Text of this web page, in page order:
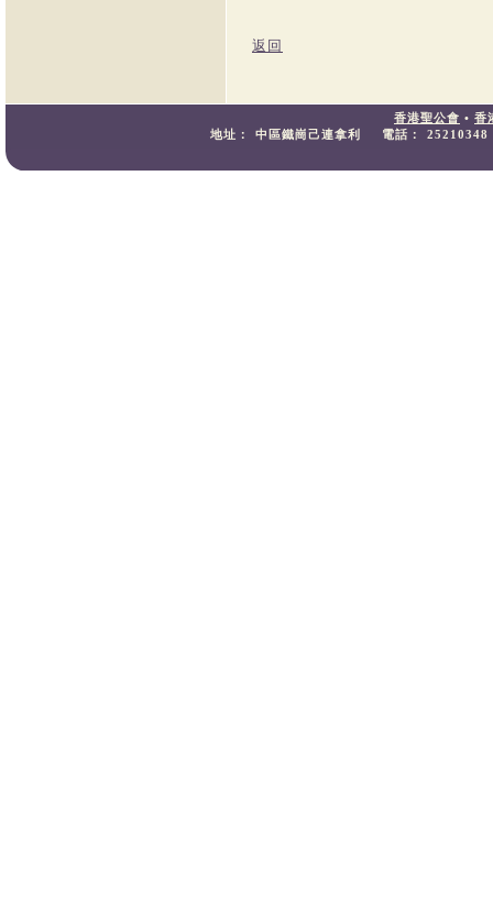
返回
香港聖公會 • 香
地址：
中區鐵崗己連拿利 電話： 25210348